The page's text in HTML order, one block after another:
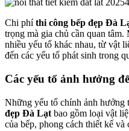
Chi phíthi công bếp đẹp Đà
trọng mà gia chủ cần quan
nhiều yếu tố khác nhau, từ vật
đến các yếu tố phát sinh trong
Các yếu tố ảnh hưởng
Những yếu tố chính ảnh hưởng
đẹp Đà Lạt bao gồm loại vật
của bếp, phong cách thiết kế